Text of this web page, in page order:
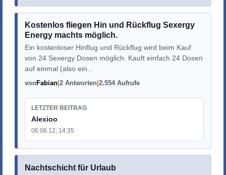
Kostenlos fliegen Hin und Rückflug Sexergy
Energy machts möglich.
Ein kostenloser Hinflug und Rückflug wird beim Kauf
von 24 Sexergy Dosen möglich. Kauft einfach 24 Dosen
auf einmal (also ein...
vonFabian 2 Antworten 2.554 Aufrufe
LETZTER BEITRAG
Alexioo
06.08.12, 14:35
Nachtschicht für Urlaub